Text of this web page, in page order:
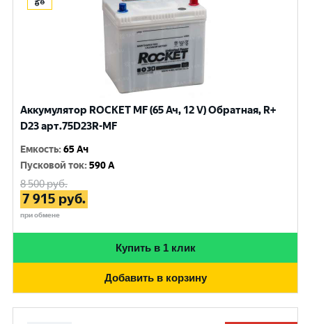
Аккумулятор ROCKET MF (65 Ач, 12 V) Обратная, R+
D23 арт.75D23R-MF
Емкость:65 Ач
Пусковой ток:590 A
8 500руб.
7 915 руб.
при обмене
Купить в 1 клик
Добавить в корзину